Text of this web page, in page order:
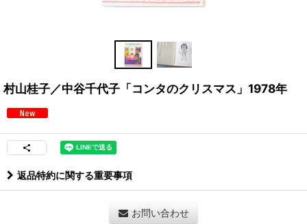
村山桂子／中谷千代子「コンタのクリスマス」1978年
返品特約に関する重要事項
お問い合わせ